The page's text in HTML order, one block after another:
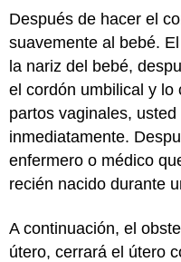
Después de hacer el
suavemente al bebé.
la nariz del bebé,
el cordón umbilical y lo
partos vaginales,
inmediatamente.
enfermero o médico
recién nacido durante
A continuación, el
útero, cerrará el útero